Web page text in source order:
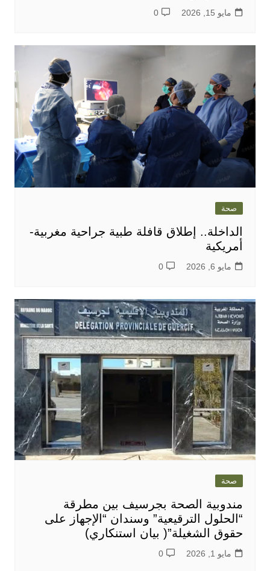
مايو 15, 2026 0
صحة
الداخلة.. إطلاق قافلة طبية جراحية مغربية-
أمريكية
مايو 6, 2026 0
صحة
مندوبية الصحة بجرسيف بين مطرقة
“الحلول الترقيعية” وسندان “الإجهاز على
حقوق الشغيلة”( بيان استنكاري)
مايو 1, 2026 0